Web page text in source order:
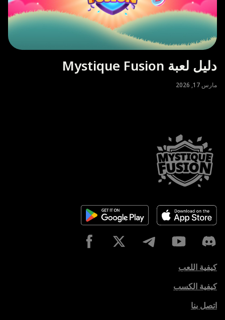
دليل لعبة Mystique Fusion
مارس 17, 2026
كيفية اللعب
كيفية الكسب
اتصل بنا